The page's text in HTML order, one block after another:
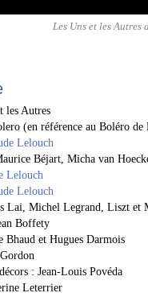
Les Uns et les Autres
les Autres
(en référence au Boléro de
Lelouch
Béjart, Micha van
Lelouch
Lelouch
Lai, Michel Legrand, Liszt et
Boffety
Bhaud et Hugues Darmois
: Jean-Louis Povéda
Leterrier